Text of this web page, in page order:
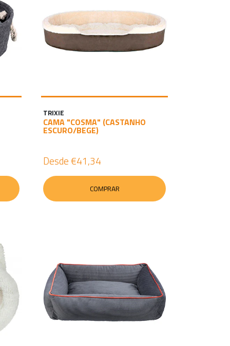
TRIXIE
CAMA "COSMA" (CASTANHO
ESCURO/BEGE)
Desde €41,34
COMPRAR